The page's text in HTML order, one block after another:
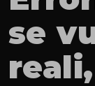
se